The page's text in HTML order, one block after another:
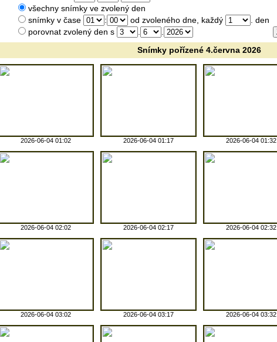
všechny snímky ve zvolený den
snímky v čase
: od zvoleného dne, každý
. den
porovnat zvolený den s
Snímky pořízené 4.června 2026
2026-06-04 01:02 2026-06-04 01:17 2026-06-04 01:32
2026-06-04 02:02 2026-06-04 02:17 2026-06-04 02:32
2026-06-04 03:02 2026-06-04 03:17 2026-06-04 03:32